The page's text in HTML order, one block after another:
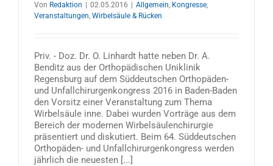
Von Redaktion 02.05.2016 Allgemein, Kongresse,
Veranstaltungen, Wirbelsäule & Rücken
Priv. - Doz. Dr. O. Linhardt hatte neben Dr. A.
Benditz aus der Orthopädischen Uniklinik
Regensburg auf dem Süddeutschen Orthopäden-
und Unfallchirurgenkongress 2016 in Baden-Baden
den Vorsitz einer Veranstaltung zum Thema
Wirbelsäule inne. Dabei wurden Vorträge aus dem
Bereich der modernen Wirbelsäulenchirurgie
präsentiert und diskutiert. Beim 64. Süddeutschen
Orthopäden- und Unfallchirurgenkongress werden
jährlich die neuesten [...]